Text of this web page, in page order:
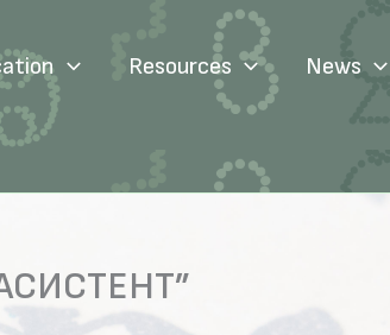
Resources News